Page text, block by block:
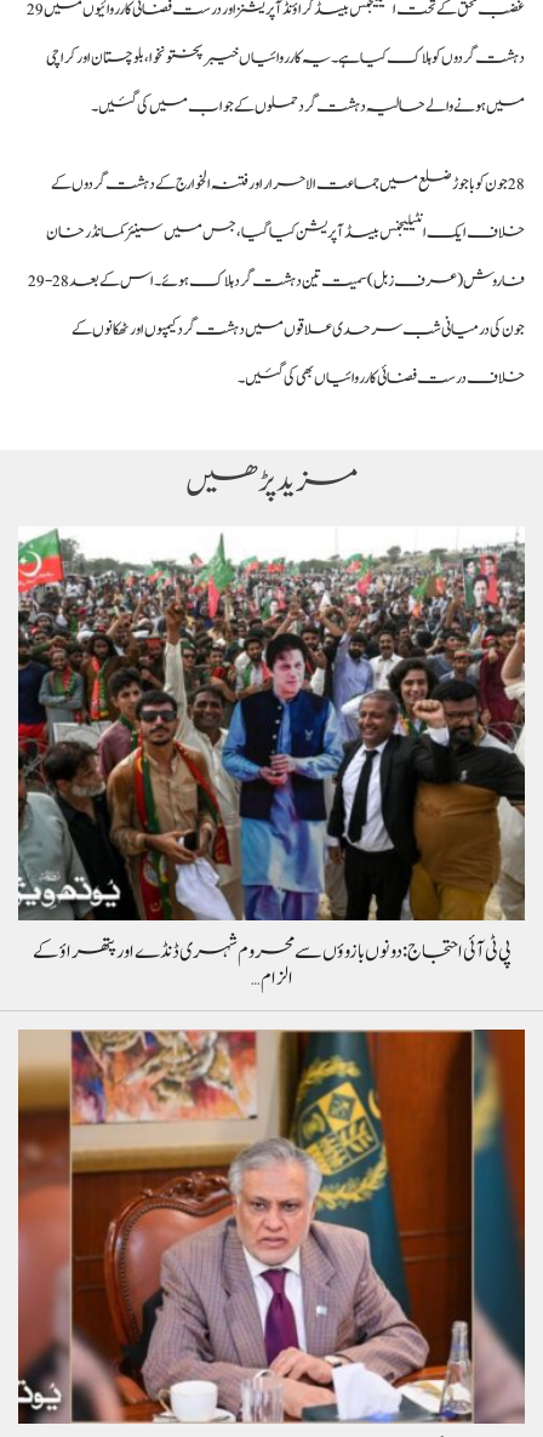
غضب للحق کے تحت انٹیلیجنس بیسڈ گراؤنڈ آپریشنز اور درست فضائی کارروائیوں میں 29
دہشت گردوں کو ہلاک کیا ہے۔ یہ کارروائیاں خیبرپختونخوا، بلوچستان اور کراچی
میں ہونے والے حالیہ دہشت گرد حملوں کے جواب میں کی گئیں۔
28 جون کو باجوڑ ضلع میں جماعت الاحرار اور فتنہ الخوارج کے دہشت گردوں کے
خلاف ایک انٹیلیجنس بیسڈ آپریشن کیا گیا، جس میں سینئر کمانڈر خان
فاروش (عرف زبل) سمیت تین دہشت گرد ہلاک ہوئے
۔ اس کے بعد 28-29
جون کی درمیانی شب سرحدی علاقوں میں دہشت گرد کیمپوں اور ٹھکانوں کے
خلاف درست فضائی کارروائیاں بھی کی گئیں۔
مزید پڑھیں
پی ٹی آئی احتجاج: دونوں بازوؤں سے محروم شہری ڈنڈے اور پتھراؤ کے
الزام…